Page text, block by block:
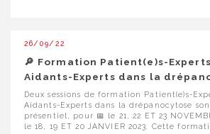
26/09/22
🔎 Formation Patient(e)s-
Aidants-Experts dans la
Deux sessions de formation Patient(e)s-
Aidants-Experts dans la drépanocytose
présentiel, pour 📅 le 21, 22 ET 23
le 18, 19 ET 20 JANVIER 2023. Cette